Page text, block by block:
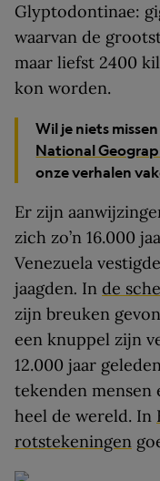
Glyptodontinae:
waarvan de
maar liefst 2400
kon worden.
Wil je niets
National
onze verhalen
Er zijn
zich zo’n 16.000
Venezuela
jaagden. In de
zijn breuken
een knuppel zijn
12.000 jaar
tekenden
heel de wereld. In
rotstekeningen